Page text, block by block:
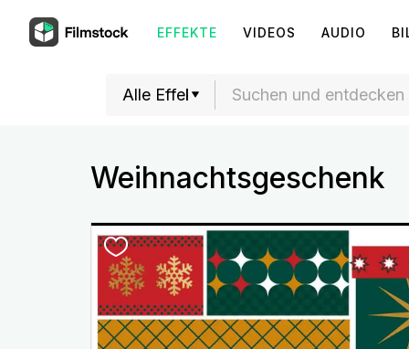
EFFEKTE VIDEOS AUDIO
Weihnachtsgeschenk